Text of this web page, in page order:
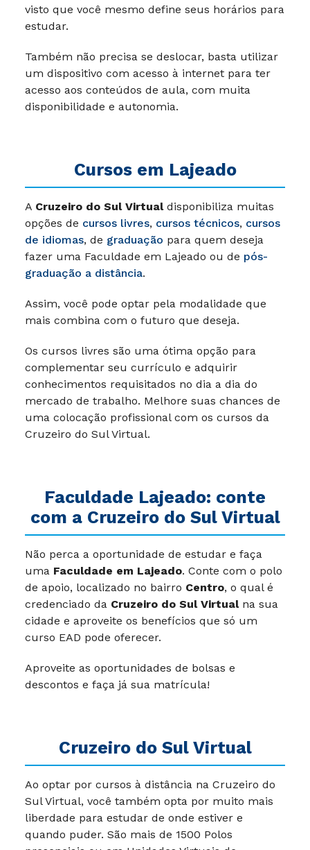
visto que você mesmo define seus horários para
estudar.
Também não precisa se deslocar, basta utilizar
um dispositivo com acesso à internet para ter
acesso aos conteúdos de aula, com muita
disponibilidade e autonomia.
Cursos em Lajeado
A Cruzeiro do Sul Virtualdisponibiliza muitas
opções de cursos livres, cursos técnicos, cursos
de idiomas, de graduação para quem deseja
fazer uma Faculdade em Lajeado ou de pós-
graduação a distância.
Assim, você pode optar pela modalidade que
mais combina com o futuro que deseja.
Os cursos livres são uma ótima opção para
complementar seu currículo e adquirir
conhecimentos requisitados no dia a dia do
mercado de trabalho. Melhore suas chances de
uma colocação profissional com os cursos da
Cruzeiro do Sul Virtual.
Faculdade Lajeado: conte
com a Cruzeiro do Sul Virtual
Não perca a oportunidade de estudar e faça
uma Faculdade em Lajeado. Conte com o polo
de apoio, localizado no bairro Centro, o qual é
credenciado da Cruzeiro do Sul Virtualna sua
cidade e aproveite os benefícios que só um
curso EAD pode oferecer.
Aproveite as oportunidades de bolsas e
descontos e faça já sua matrícula!
Cruzeiro do Sul Virtual
Ao optar por cursos à distância na Cruzeiro do
Sul Virtual, você também opta por muito mais
liberdade para estudar de onde estiver e
quando puder. São mais de 1500 Polos